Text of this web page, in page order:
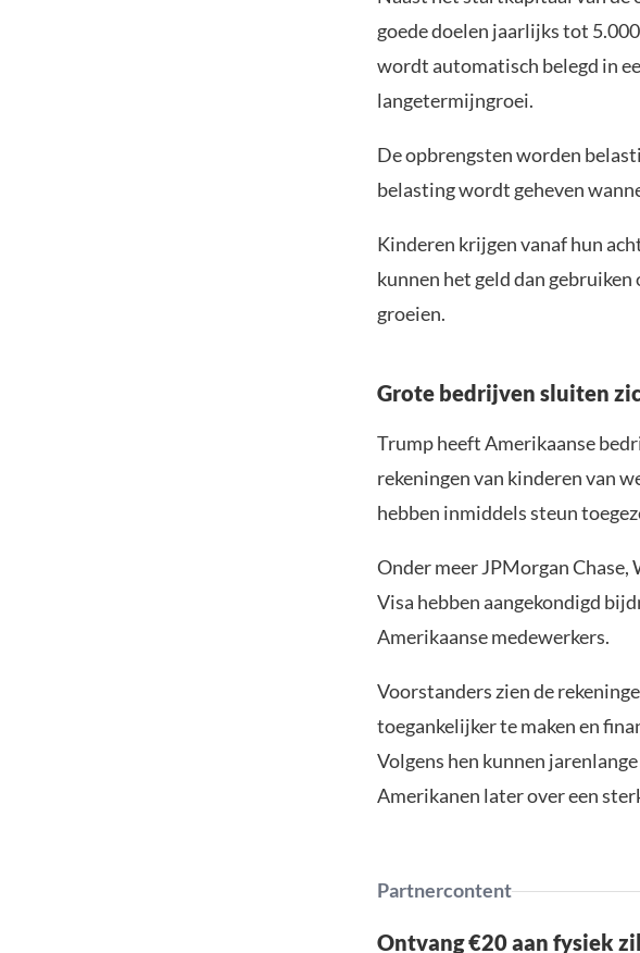
goede doelen jaarlijks tot
wordt automatisch belegd in
langetermijngroei.
De opbrengsten worden
belasting wordt geheven
Kinderen krijgen vanaf hun
kunnen het geld dan
groeien.
Grote bedrijven sluiten
Trump heeft Amerikaanse
rekeningen van kinderen van
hebben inmiddels steun
Onder meer JPMorgan
Visa hebben aangekondigd
Amerikaanse medewerkers.
Voorstanders zien de
toegankelijker te maken en
Volgens hen kunnen
Amerikanen later over een
Partnercontent
Ontvang €20 aan fysiek